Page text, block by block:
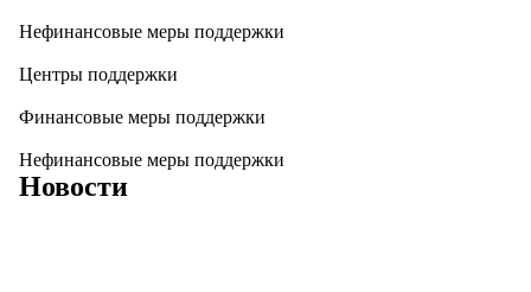
Нефинансовые меры поддержки
Центры поддержки
Финансовые меры поддержки
Нефинансовые меры поддержки
Новости